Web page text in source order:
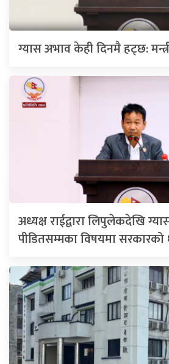
ग्यास अभाव केही दिनमै हट्छ:
अध्यक्ष राईद्वारा लिपुलेकदेखि
पीडितसम्मका विषयमा सरकारको